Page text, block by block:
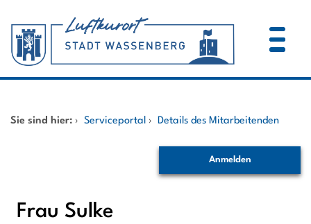
Dienstleistungen A-Z
Sie sind hier: › Serviceportal › Details des Mitarbeitenden
Anmelden
Frau Sulke